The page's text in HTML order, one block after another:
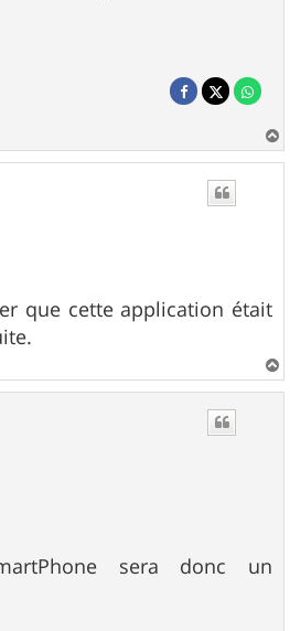
a
que cette application était
a
sera donc un